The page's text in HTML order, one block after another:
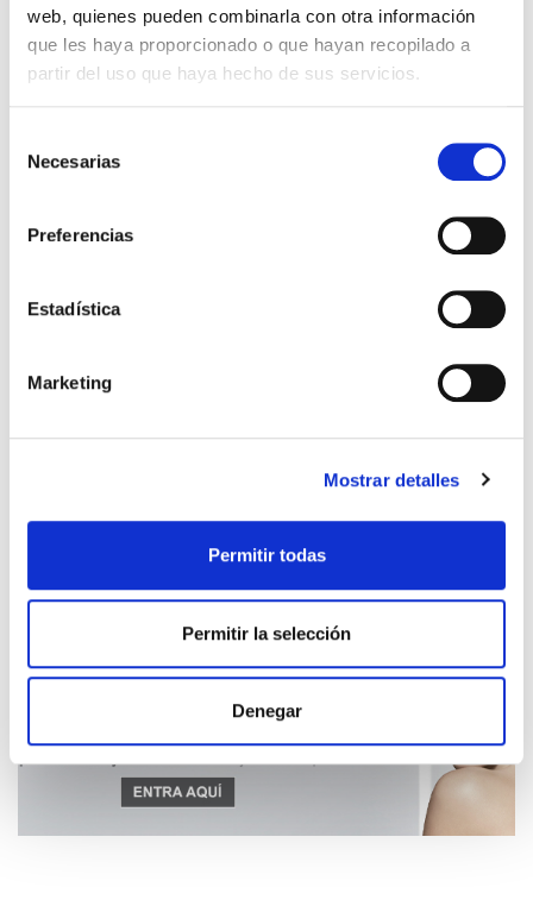
web, quienes pueden combinarla con otra información
que les haya proporcionado o que hayan recopilado a
partir del uso que haya hecho de sus servicios.
Necesarias
Preferencias
Estadística
Marketing
Mostrar detalles
Permitir todas
Permitir la selección
Denegar
CORNERS DERMOCOSMÉTICA